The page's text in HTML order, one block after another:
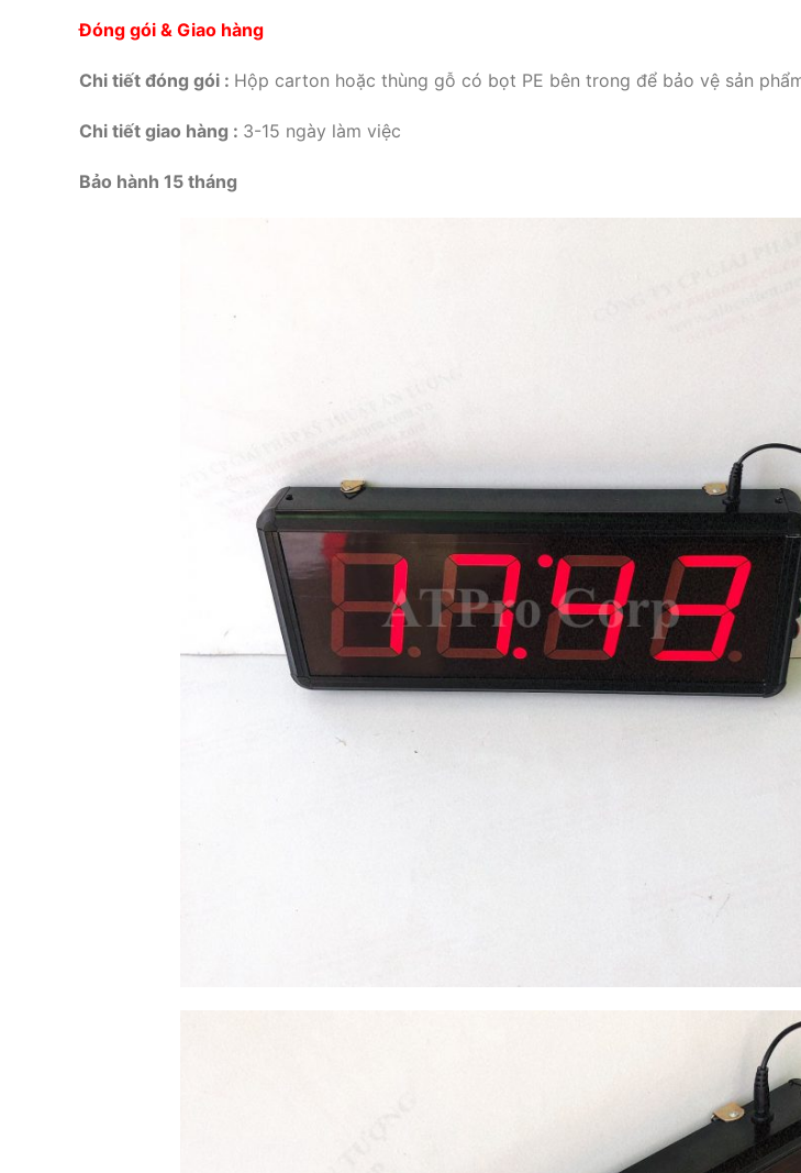
Đóng gói & Giao hàng
Chi tiết đóng gói : Hộp carton hoặc thùng gỗ có bọt PE bên trong để bảo vệ sản
Chi tiết giao hàng : 3-15 ngày làm việc
Bảo hành 15 tháng